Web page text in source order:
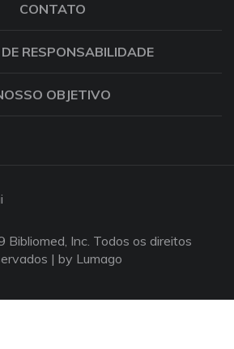
CONTATO
RESPONSABILIDADE
OBJETIVO
Inc. Todos os direitos
| by Lumago